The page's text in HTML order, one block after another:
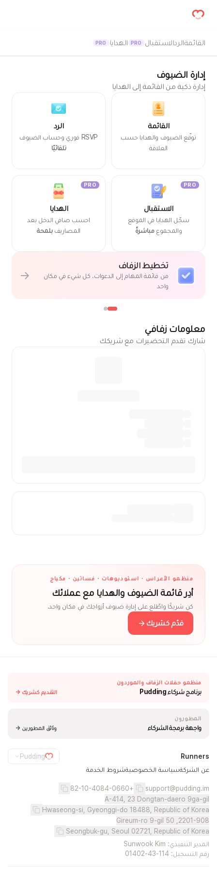
القائمةالردالاستقبال PRO الهدايا PRO
إدارة الضيوف
إدارة ذكية من القائمة إلى الهدايا
القائمة
توقّع الضيوف والهدايا حسب
العلاقة
الرد
RSVP فوري وحساب الضيوف
تلقائيًا
PRO
الاستقبال
سجّل الهدايا في الموقع
والمجموعمباشرةً
PRO
الهدايا
احسب صافي الدخل بعد
المصاريفبلمحة
تخطيط الزفاف
من قائمة المهام إلى الدعوات، كل شيء في مكان
واحد
معلومات زفافي
شارك تقدم التحضيرات مع شريكك
منظمو الأعراس · استوديوهات · فساتين · مكياج
أدِر قائمة الضيوف والهدايا مع عملائك
كن شريكًا واطّلع على إدارة ضيوف أزواجك في مكان واحد.
قدّم كشريك
منظمو حفلات الزفاف والموردون
برنامج شركاء Pudding التقديم كشريك →
المطورون
واجهة برمجة الشركاء وثائق المطورين →
Runners
Pudding
عن الشركةسياسة الخصوصيةشروط الخدمة
support@pudding.im
+82-10-4084-0660
A-414, 23 Dongtan-daero 9ga-gil
Hwaseong-si, Gyeonggi-do 18488, Republic of Korea
2201-908, 50 Gireum-ro 9-gil
Seongbuk-gu, Seoul 02721, Republic of Korea
المدير التنفيذي: Sunwook Kim
رقم التسجيل: 114-43-01402